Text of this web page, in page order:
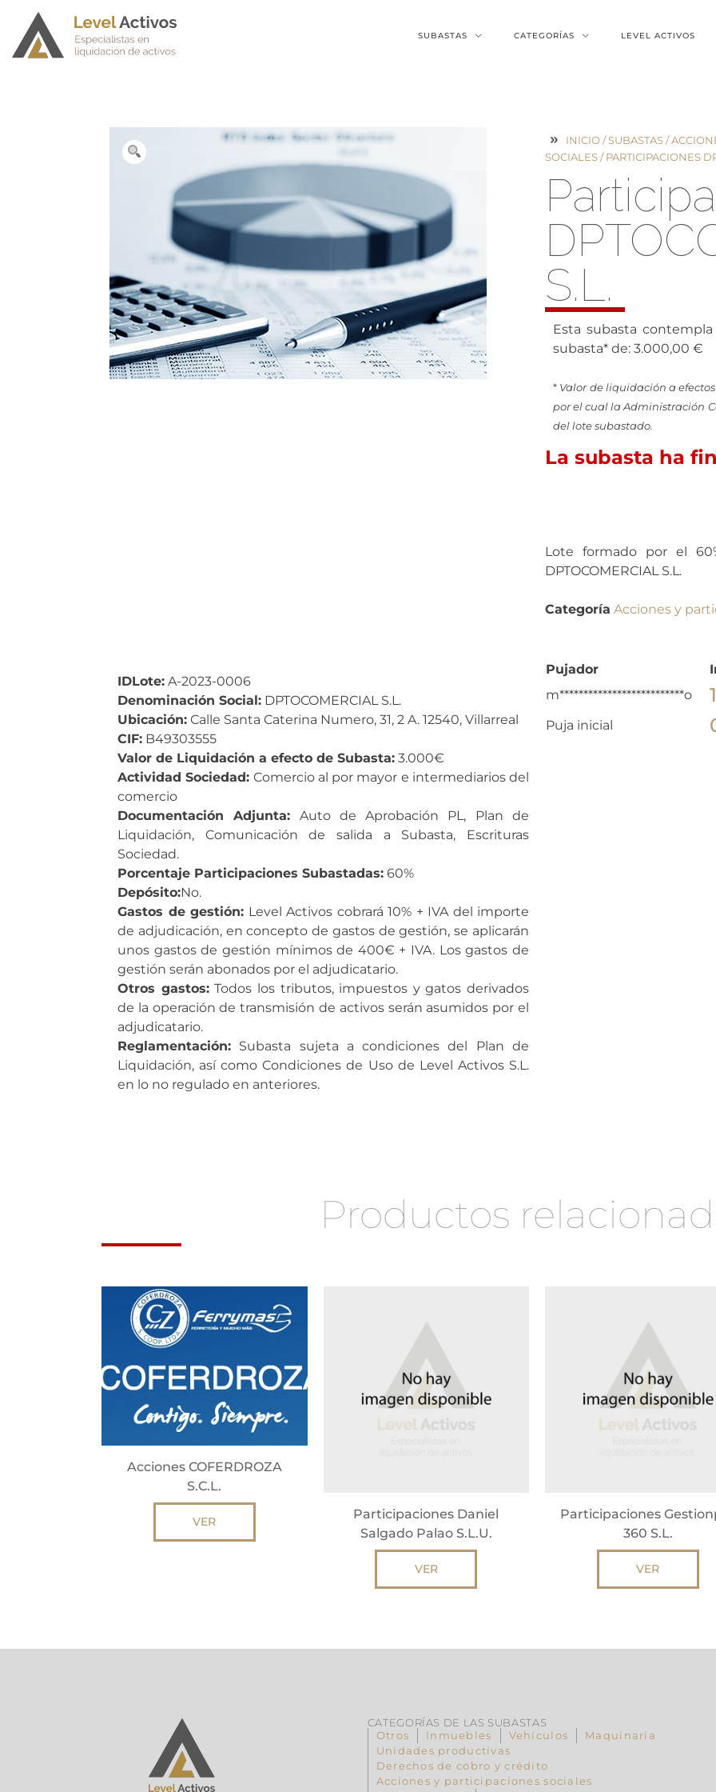
SUBASTAS CATEGORÍAS LEVEL ACTIVOS
INICIO /SUBASTAS /
SOCIALES / PARTICIPACIONES
S.L.
Esta subasta
subasta* de: 3.000,00 €
* Valor de liquidación a
por el cual la Administración
del lote subastado.
La subasta ha
Lote formado por el
DPTOCOMERCIAL S.L.
Categoría Acciones y
IDLote: A-2023-0006
Denominación Social: DPTOCOMERCIAL S.L.
Ubicación: Calle Santa Caterina Numero, 31, 2 A. 12540, Villarreal
CIF: B49303555
Valor de Liquidación a efecto de Subasta: 3.000€
Actividad Sociedad: Comercio al por mayor e intermediarios del
comercio
Documentación Adjunta: Auto de Aprobación PL, Plan de
Liquidación, Comunicación de salida a Subasta, Escrituras
Sociedad.
Porcentaje Participaciones Subastadas: 60%
Depósito:No.
Gastos de gestión: Level Activos cobrará 10% + IVA del importe
de adjudicación, en concepto de gastos de gestión, se aplicarán
unos gastos de gestión mínimos de 400€ + IVA. Los gastos de
gestión serán abonados por el adjudicatario.
Otros gastos:Todos los tributos, impuestos y gatos derivados
de la operación de transmisión de activos serán asumidos por el
adjudicatario.
Reglamentación: Subasta sujeta a condiciones del Plan de
Liquidación, así como Condiciones de Uso de Level Activos S.L.
en lo no regulado en anteriores.
Pujador
m**************************o
Puja inicial
Productos
Acciones COFERDROZA
S.C.L.
VER
Participaciones Daniel
Salgado Palao S.L.U.
VER
Participaciones
360 S.L.
VER
CATEGORÍAS DE LAS SUBASTAS
Otros
Inmuebles Vehículos
Maquinaria
Unidades productivas
Derechos de cobro y crédito
Acciones y participaciones sociales